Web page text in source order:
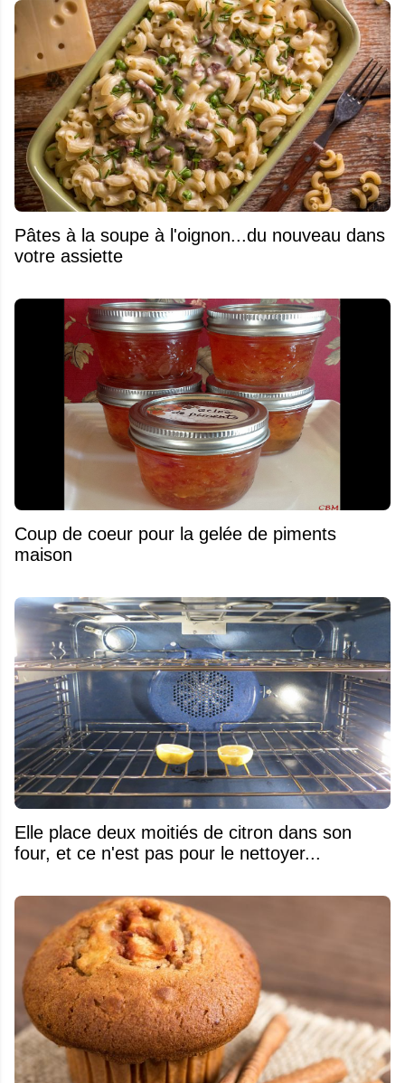
Pâtes à la soupe à l'oignon...du nouveau dans
votre assiette
Coup de coeur pour la gelée de piments
maison
Elle place deux moitiés de citron dans son
four, et ce n'est pas pour le nettoyer...